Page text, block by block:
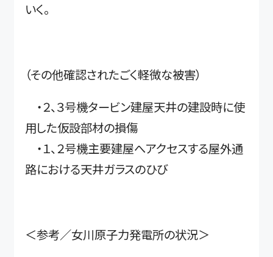
いく。
（その他確認されたごく軽微な被害）
・２、３号機タービン建屋天井の建設時に使
用した仮設部材の損傷
・１、２号機主要建屋へアクセスする屋外通
路における天井ガラスのひび
＜参考／女川原子力発電所の状況＞